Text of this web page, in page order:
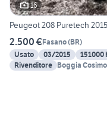
16
Peugeot 208 Puretech
2.500 €Fasano(BR)
Usato
03/2015 151000
Rivenditore Boggia Cosimo